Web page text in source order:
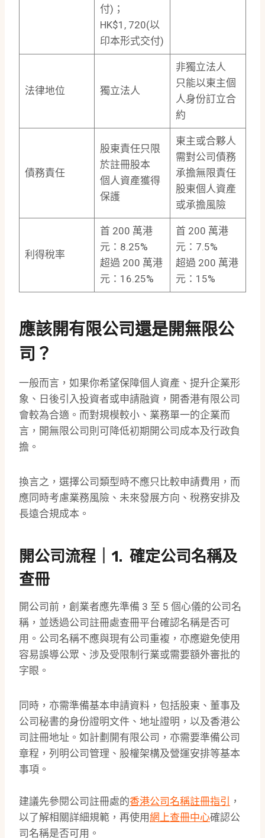
付)；
HK$1, 720(以
印本形式交付)
法律地位 獨立法人
非獨立法人
只能以東主個
人身份訂立合
約
債務責任
股東責任只限
於註冊股本
個人資產獲得
保護
東主或合夥人
需對公司債務
承擔無限責任
股東個人資產
或承擔風險
利得稅率
首 200 萬港
元：8.25%
超過 200 萬港
元：16.25%
首 200 萬港
元：7.5%
超過 200 萬港
元：15%
應該開有限公司還是開無限公
司？
一般而言，如果你希望保障個人資產、提升企業形
象、日後引入投資者或申請融資，開香港有限公司
會較為合適。而對規模較小、業務單一的企業而
言，開無限公司則可降低初期開公司成本及行政負
擔。
換言之，選擇公司類型時不應只比較申請費用，而
應同時考慮業務風險、未來發展方向、稅務安排及
長遠合規成本。
開公司流程｜1. 確定公司名稱及
查冊
開公司前，創業者應先準備 3 至 5 個心儀的公司名
稱，並透過公司註冊處查冊平台確認名稱是否可
用。公司名稱不應與現有公司重複，亦應避免使用
容易誤導公眾、涉及受限制行業或需要額外審批的
字眼。
同時，亦需準備基本申請資料，包括股東、董事及
公司秘書的身份證明文件、地址證明，以及香港公
司註冊地址。如計劃開有限公司，亦需要準備公司
章程，列明公司管理、股權架構及營運安排等基本
事項。
建議先參閱公司註冊處的香港公司名稱註冊指引
，
以了解相關詳細規範，再使用網上查冊中心確認公
司名稱是否可用。